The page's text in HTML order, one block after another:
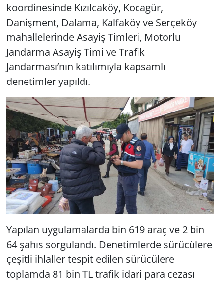
koordinesinde Kızılcaköy, Kocagür,
Danişment, Dalama, Kalfaköy ve Serçeköy
mahallelerinde Asayiş Timleri, Motorlu
Jandarma Asayiş Timi ve Trafik
Jandarması’nın katılımıyla kapsamlı
denetimler yapıldı.
Yapılan uygulamalarda bin 619 araç ve 2 bin
64 şahıs sorgulandı. Denetimlerde sürücülere
çeşitli ihlaller tespit edilen sürücülere
toplamda 81 bin TL trafik idari para cezası